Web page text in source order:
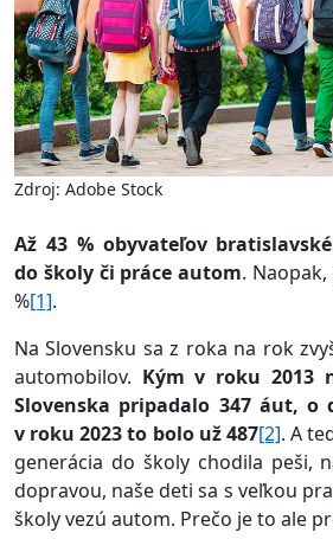
Zdroj: Adobe Stock
Až 43 % obyvateľov
do školy či práce autom.
%[1].
Na Slovensku sa z roka na rok
automobilov. Kým v roku 2013
Slovenska pripadalo 347 áut, o
v roku 2023 to bolo už 487[2]. A
generácia do školy chodila peši,
dopravou, naše deti sa s veľkou
školy vezú autom. Prečo je to ale